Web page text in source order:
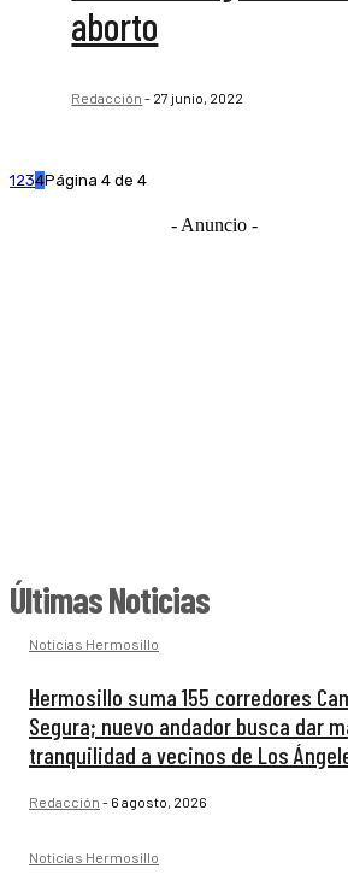
aborto
Redacción - 27 junio, 2022
1234Página 4 de 4
- Anuncio -
Últimas Noticias
Noticias Hermosillo
Hermosillo suma 155 corredores
Segura; nuevo andador busca dar
tranquilidad a vecinos de Los
Redacción - 6 agosto, 2026
Noticias Hermosillo